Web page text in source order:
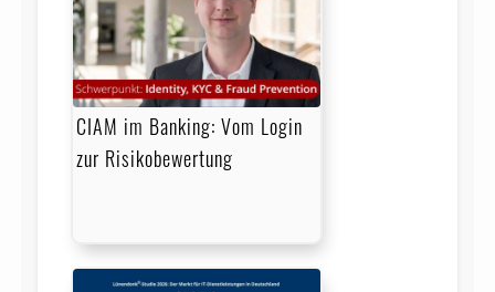
CIAM im Banking: Vom Login
zur Risikobewertung